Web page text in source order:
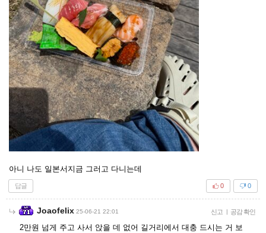
아니 나도 일본서지금 그러고 다니는데
답글 0
0
Joaofelix 25-06-21 22:01 신고 | 공감 확인
2만원 넘게 주고 사서 앉을 데 없어 길거리에서 대충 드시는 거 보